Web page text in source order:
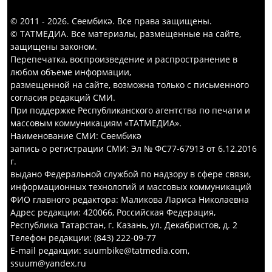
© 2011 - 2026. Сөембикә. Все права защищены.
© ТАТМЕДИА. Все материалы, размещенные на сайте,
защищены законом.
Перепечатка, воспроизведение и распространение в
любом объеме информации,
размещенной на сайте, возможна только с письменного
согласия редакций СМИ.
При поддержке Республиканского агентства по печати и
массовым коммуникациям «ТАТМЕДИА».
Наименование СМИ: Сөембикә
запись о регистрации СМИ: Эл № ФС77-67913 от 6.12.2016
г.
выдано Федеральной службой по надзору в сфере связи,
информационных технологий и массовых коммуникаций
ФИО главного редактора: Маликова Лариса Николаевна
Адрес редакции: 420066, Российская Федерация,
Республика Татарстан, г. Казань, ул. Декабристов, д. 2
Телефон редакции: (843) 222-09-77
E-mail редакции: suumbike@tatmedia.com,
ssuum@yandex.ru